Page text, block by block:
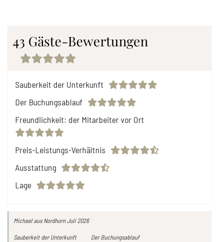
43 Gäste-Bewertungen
Sauberkeit der Unterkunft
Der Buchungsablauf
Freundlichkeit: der Mitarbeiter vor Ort
Preis-Leistungs-Verhältnis
Ausstattung
Lage
Michaelaus NordhornJuli 2026
Sauberkeit der Unterkunft Der Buchungsablauf